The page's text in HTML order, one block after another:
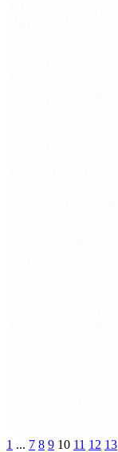
1 ... 7 8 9 10 11 12 13